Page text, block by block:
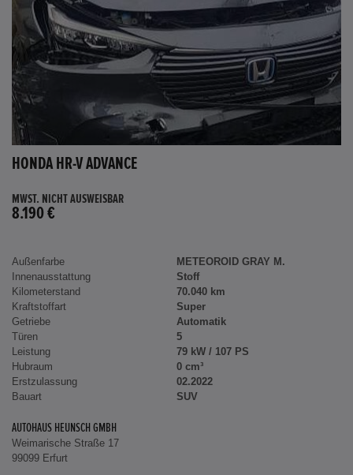
HONDA HR-V ADVANCE
MWST. NICHT AUSWEISBAR
8.190 €
Außenfarbe
METEOROID GRAY M.
Innenausstattung
Stoff
Kilometerstand
70.040 km
Kraftstoffart
Super
Getriebe
Automatik
Türen
5
Leistung
79 kW / 107 PS
Hubraum
0 cm³
Erstzulassung
02.2022
Bauart
SUV
AUTOHAUS HEUNSCH GMBH
Weimarische Straße 17
99099 Erfurt